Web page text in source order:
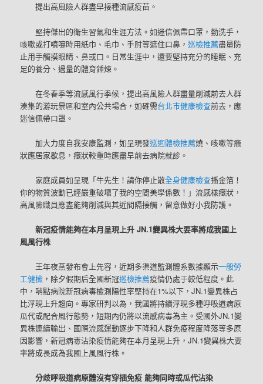
提出高風險人群盡早接種流感疫苗。
堅持傑出的衛生習氣和生涯方法。如迷信佩帶口罩，勤洗手，
咳嗽或打噴嚏時用紙巾、毛巾、手肘等遮住口鼻，巡檢推薦盡量防
止用手觸摸眼睛、鼻或口。日常生涯中，還要堅持充分的睡眠、充
足的養分、過量的體育錘煉。
在冬春季等流感風行季候，提出高風險人群盡量削減前去人群
湊集的游玩景區和室內公共場合，如確需台北巿健康檢查前去，應
迷信佩帶口罩。
加大力度自我安康監測，如呈現發巡迴體檢推薦燒、咳嗽等癥
狀應居家歇息，癥狀較重時應盡早前去病院就診。
家庭成員如呈現「牛先生！請你停止散全身健康檢查播金箔！
你的物質波動已經嚴重破壞了我的空間美學係數！」流感樣癥狀，
高風險職員應盡能夠削減與其近間隔接觸，留意做好小我防護。
新冠疫情能夠在本月呈現上升 JN.1變異株大要率將成我國上
風風行株
王年夜燕發布會上先容，近期多渠道監測體系數據顯示一般勞
工健檢 ，除夕假期后全國新冠巡檢推薦疫情仍處于較低程度。此
中，哨點病院新冠病毒檢測陽性率堅持在1%以下，JN.1變異株占
比浮現上升趨向。專家研判以為，我國將持續浮現多種呼吸道病原
瓜代或配合風行態勢，短期內仍將以流感病毒為主。受國外JN.1變
異株連續輸出、國際流感運動逐步下降和人群免疫程度降落等多原
因影響，新冠病毒沾染疫情能夠在本月呈現上升，JN.1變異株大要
率將成長成為我國上風風行株。
分歧呼吸道病原體沒有穿插免疫 能夠同時或瓜代沾染